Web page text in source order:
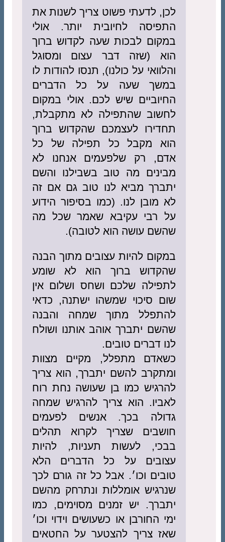
לכן, לדעתי פשוט צריך לשנות את
התפיסה לחיובית יותר. אולי
במקום לבכות שעה לקדוש ברוך
הוא (שזה דבר עצום ומסוגל
והלוואי על כולנו), תנסו להודות לו
במשך שעה על כל הדברים
החיוביים שיש לכם. אולי במקום
לחשוב שהתפילה לא מתקבלת,
תחדירו לעצמכם שהקדוש ברוך
הוא מקבל כל תפילה של כל
אדם, רק שלפעמים אנחנו לא
מבינים מה טוב בשבילנו והשם
יתברך מביא לנו טוב גם אם זה
לא מובן לנו. (כמו בסיפור הידוע
על רבי עקיבא שאמר שכל מה
שהשם עושה הוא לטובה).
במקום להיות עצובים מתוך הבנה
שהקדוש ברוך הוא לא שומע
לתפילה שלכם ושחס ושלום אין
שום סיכוי שמשהו ישתנה, כדאי
להתפלל מתוך שמחה והבנה
שהשם יתברך אוהב אותנו ושולח
לנו דברים טובים.
כשאדם מתפלל, מקיים מצוות
ומתקרב להשם יתברך, הוא צריך
להרגיש כמו בן שעושה נחת רוח
לאביו. הוא צריך להרגיש שמחה
גדולה בכך. אנשים לפעמים
חושבים שצריך לקרוא תהלים
בבכי, לעשות תעניות, להיות
עצובים על כל הדברים הלא
טובים וכו׳. אבל כל זה גורם לכך
שנרגיש אומללות ונתרחק מהשם
יתברך. יש זמנים מסוימים, כמו
ימי החורבן או כשעושים וידוי וכו׳
שאז צריך להצטער על החטאים